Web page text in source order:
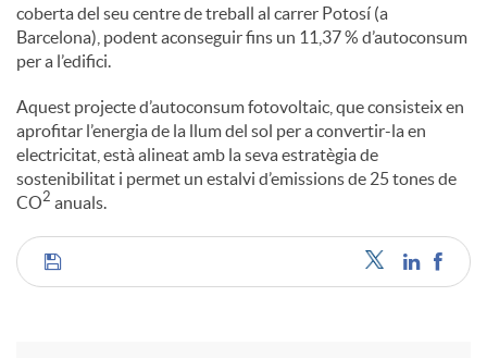
coberta del seu centre de treball al carrer Potosí (a
Barcelona), podent aconseguir fins un 11,37 % d’autoconsum
per a l’edifici.
Aquest projecte d’autoconsum fotovoltaic, que consisteix en
aprofitar l’energia de la llum del sol per a convertir-la en
electricitat, està alineat amb la seva estratègia de
sostenibilitat i permet un estalvi d’emissions de 25 tones de
CO2 anuals.
C